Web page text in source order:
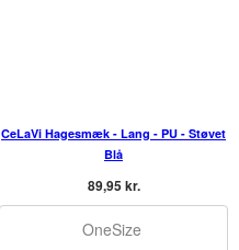
CeLaVi Hagesmæk - Lang - PU - Støvet
Blå
89,95 kr.
OneSize